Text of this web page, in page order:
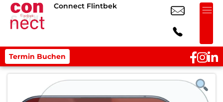
Connect Flintbek
Termin Buchen